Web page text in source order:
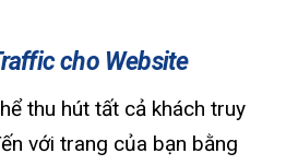
cho Website
thu hút tất cả khách truy
với trang của bạn bằng